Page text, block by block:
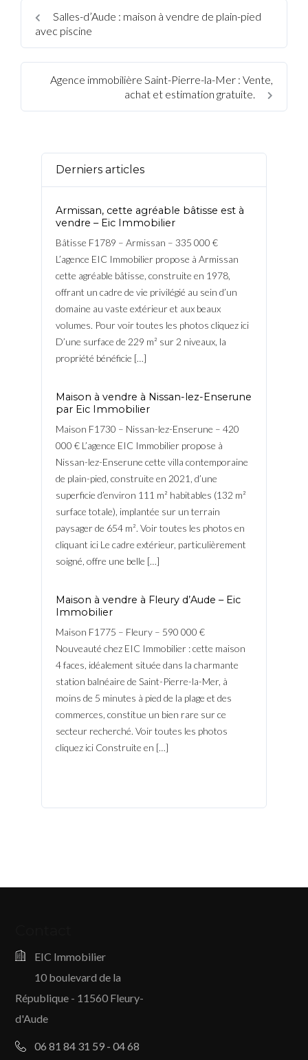
Salles-d’Aude : maison à vendre de plain-pied
avec piscine
Agence immobilière Saint-Pierre-la-Mer : Vente,
achat et estimation gratuite.
Derniers articles
Armissan, cette agréable bâtisse est à
vendre – Eic Immobilier
Bâtisse F1789 – Armissan – 335 000 €
L’agence EIC Immobilier propose à Armissan
cette agréable bâtisse, construite en 1978,
offrant un cadre de vie privilégié au sein d’un
domaine au vaste extérieur et aux beaux
volumes. Pour voir toutes les photos cliquez ici
D’une surface de 229 m² sur 2 niveaux, la
propriété bénéficie […]
Maison à vendre à Nissan-lez-Enserune
par Eic Immobilier
Maison F1730 – Nissan-lez-Enserune – 420
000 € L’agence EIC Immobilier propose à
Nissan-lez-Enserune cette villa contemporaine
de plain-pied, construite en 2021, d’une
superficie d’environ 111 m² habitables (132 m²
surface totale), implantée sur un terrain
paysager de 654 m². Voir toutes les photos en
cliquant ici Le cadre extérieur, particulièrement
soigné, offre une belle […]
Maison à vendre à Fleury d’Aude – Eic
Immobilier
Maison F1775 – Fleury – 590 000 €
Nouveauté chez EIC Immobilier : cette maison
4 faces, idéalement située dans la charmante
station balnéaire de Saint-Pierre-la-Mer, à
moins de 5 minutes à pied de la plage et des
commerces, constitue un bien rare sur ce
secteur recherché. Voir toutes les photos
cliquez ici Construite en […]
EIC Immobilier
10 boulevard de la
République - 11560 Fleury-
d'Aude
06 81 84 31 59 - 04 68